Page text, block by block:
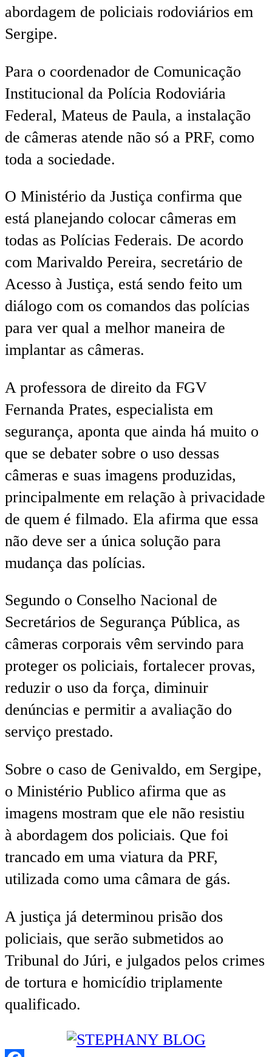
abordagem de policiais rodoviários em
Sergipe.
Para o coordenador de Comunicação
Institucional da Polícia Rodoviária
Federal, Mateus de Paula, a instalação
de câmeras atende não só a PRF, como
toda a sociedade.
O Ministério da Justiça confirma que
está planejando colocar câmeras em
todas as Polícias Federais. De acordo
com Marivaldo Pereira, secretário de
Acesso à Justiça, está sendo feito um
diálogo com os comandos das polícias
para ver qual a melhor maneira de
implantar as câmeras.
A professora de direito da FGV
Fernanda Prates, especialista em
segurança, aponta que ainda há muito o
que se debater sobre o uso dessas
câmeras e suas imagens produzidas,
principalmente em relação à privacidade
de quem é filmado. Ela afirma que essa
não deve ser a única solução para
mudança das polícias.
Segundo o Conselho Nacional de
Secretários de Segurança Pública, as
câmeras corporais vêm servindo para
proteger os policiais, fortalecer provas,
reduzir o uso da força, diminuir
denúncias e permitir a avaliação do
serviço prestado.
Sobre o caso de Genivaldo, em Sergipe,
o Ministério Publico afirma que as
imagens mostram que ele não resistiu
à abordagem dos policiais. Que foi
trancado em uma viatura da PRF,
utilizada como uma câmara de gás.
A justiça já determinou prisão dos
policiais, que serão submetidos ao
Tribunal do Júri, e julgados pelos crimes
de tortura e homicídio triplamente
qualificado.